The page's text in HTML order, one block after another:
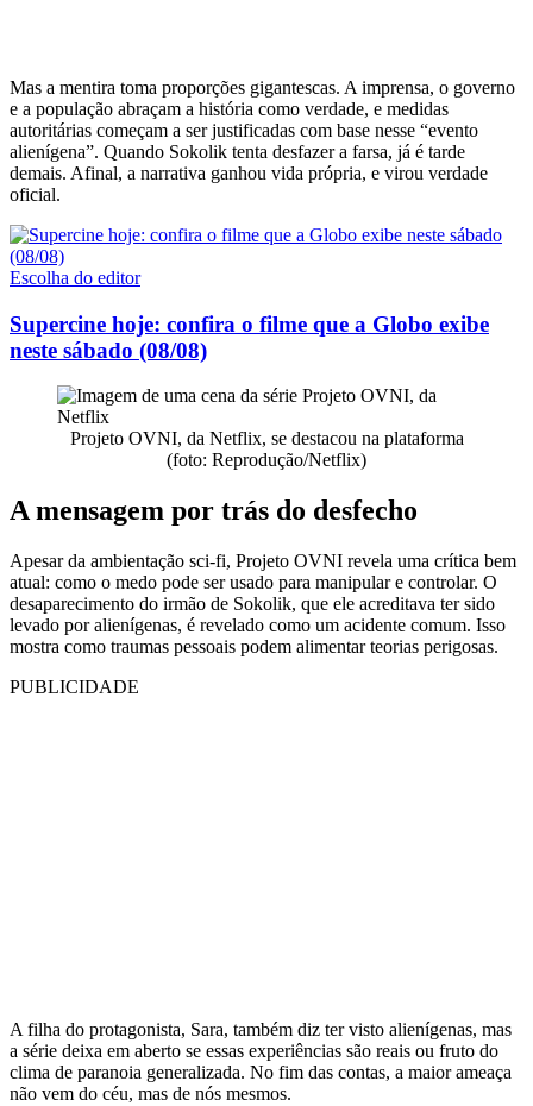
Mas a mentira toma proporções gigantescas. A imprensa, o governo
e a população abraçam a história como verdade, e medidas
autoritárias começam a ser justificadas com base nesse “evento
alienígena”. Quando Sokolik tenta desfazer a farsa, já é tarde
demais. Afinal, a narrativa ganhou vida própria, e virou verdade
oficial.
Escolha do editor
Supercine hoje: confira o filme que a Globo exibe
neste sábado (08/08)
Projeto OVNI, da Netflix, se destacou na plataforma
(foto: Reprodução/Netflix)
A mensagem por trás do desfecho
Apesar da ambientação sci-fi, Projeto OVNI revela uma crítica bem
atual: como o medo pode ser usado para manipular e controlar. O
desaparecimento do irmão de Sokolik, que ele acreditava ter sido
levado por alienígenas, é revelado como um acidente comum. Isso
mostra como traumas pessoais podem alimentar teorias perigosas.
PUBLICIDADE
A filha do protagonista, Sara, também diz ter visto alienígenas, mas
a série deixa em aberto se essas experiências são reais ou fruto do
clima de paranoia generalizada. No fim das contas, a maior ameaça
não vem do céu, mas de nós mesmos.